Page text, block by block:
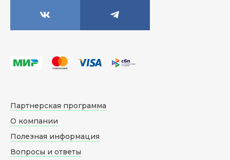
Партнерская программа
О компании
Полезная информация
Вопросы и ответы